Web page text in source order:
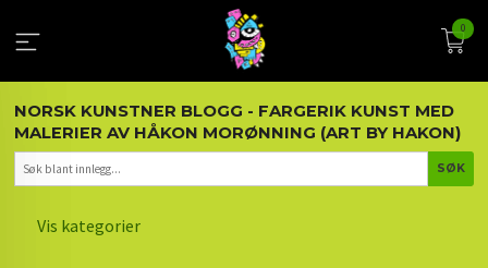
innholdet
0
NORSK KUNSTNER BLOGG - FARGERIK KUNST MED
MALERIER AV HÅKON MORØNNING (ART BY HAKON)
Vis kategorier